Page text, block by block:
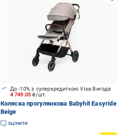
4 749.05₴/шт.
До -10% з суперкредиткою Visa Вигода
Коляска прогулянкова Babyhit Easyride
Beige
оцінити